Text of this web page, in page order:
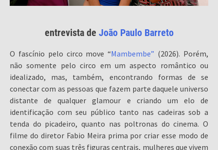
entrevista de João Paulo Barreto
O fascínio pelo circo move “Mambembe” (2026). Porém,
não somente pelo circo em um aspecto romântico ou
idealizado, mas, também, encontrando formas de se
conectar com as pessoas que fazem parte daquele universo
distante de qualquer glamour e criando um elo de
identificação com seu público tanto nas cadeiras sob a
tenda do picadeiro, quanto nas poltronas do cinema. O
filme do diretor Fabio Meira prima por criar esse modo de
conexão com suas três figuras centrais, mulheres que vivem